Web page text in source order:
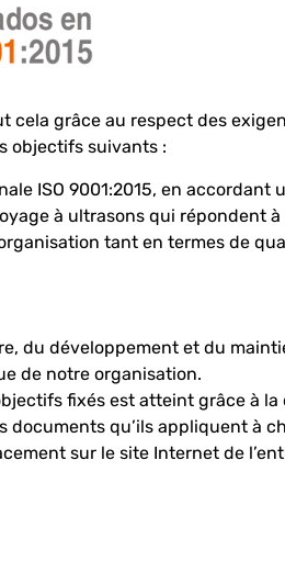
grâce au respect des
objectifs suivants :
ISO 9001:2015, en
à ultrasons qui répondent à
tant en termes de
du développement et du
de notre organisation.
fixés est atteint grâce à
documents qu’ils appliquent à
sur le site Internet de